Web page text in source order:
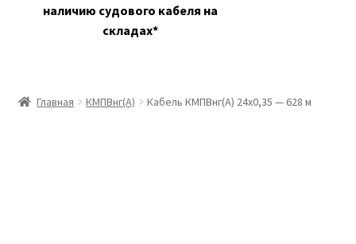
наличию судового кабеля на
складах*
Главная КМПВнг(А) Кабель КМПВнг(А) 24х0,35 — 628 м